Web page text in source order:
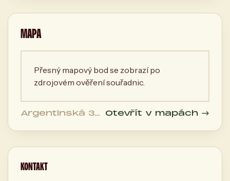
MAPA
Přesný mapový bod se zobrazí po
zdrojovém ověření souřadnic.
Argentinská 38,
Česká
Otevřít v mapách →
KONTAKT